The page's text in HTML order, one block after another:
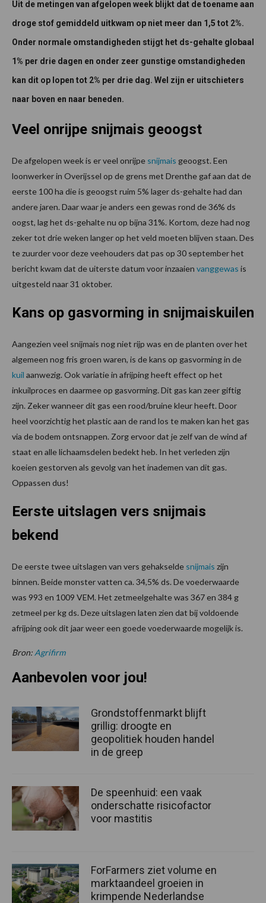
Uit de metingen van afgelopen week blijkt dat de toename aan
droge stof gemiddeld uitkwam op niet meer dan 1,5 tot 2%.
Onder normale omstandigheden stijgt het ds-gehalte globaal
1% per drie dagen en onder zeer gunstige omstandigheden
kan dit op lopen tot 2% per drie dag. Wel zijn er uitschieters
naar boven en naar beneden.
Veel onrijpe snijmais geoogst
De afgelopen week is er veel onrijpe snijmais geoogst. Een
loonwerker in Overijssel op de grens met Drenthe gaf aan dat de
eerste 100 ha die is geoogst ruim 5% lager ds-gehalte had dan
andere jaren. Daar waar je anders een gewas rond de 36% ds
oogst, lag het ds-gehalte nu op bijna 31%. Kortom, deze had nog
zeker tot drie weken langer op het veld moeten blijven staan. Des
te zuurder voor deze veehouders dat pas op 30 september het
bericht kwam dat de uiterste datum voor inzaaien vanggewas is
uitgesteld naar 31 oktober.
Kans op gasvorming in snijmaiskuilen
Aangezien veel snijmais nog niet rijp was en de planten over het
algemeen nog fris groen waren, is de kans op gasvorming in de
kuil aanwezig. Ook variatie in afrijping heeft effect op het
inkuilproces en daarmee op gasvorming. Dit gas kan zeer giftig
zijn. Zeker wanneer dit gas een rood/bruine kleur heeft. Door
heel voorzichtig het plastic aan de rand los te maken kan het gas
via de bodem ontsnappen. Zorg ervoor dat je zelf van de wind af
staat en alle lichaamsdelen bedekt heb. In het verleden zijn
koeien gestorven als gevolg van het inademen van dit gas.
Oppassen dus!
Eerste uitslagen vers snijmais
bekend
De eerste twee uitslagen van vers gehakselde snijmais zijn
binnen. Beide monster vatten ca. 34,5% ds. De voederwaarde
was 993 en 1009 VEM. Het zetmeelgehalte was 367 en 384 g
zetmeel per kg ds. Deze uitslagen laten zien dat bij voldoende
afrijping ook dit jaar weer een goede voederwaarde mogelijk is.
Bron: Agrifirm
Aanbevolen voor jou!
Grondstoffenmarkt blijft
grillig: droogte en
geopolitiek houden handel
in de greep
De speenhuid: een vaak
onderschatte risicofactor
voor mastitis
ForFarmers ziet volume en
marktaandeel groeien in
krimpende Nederlandse